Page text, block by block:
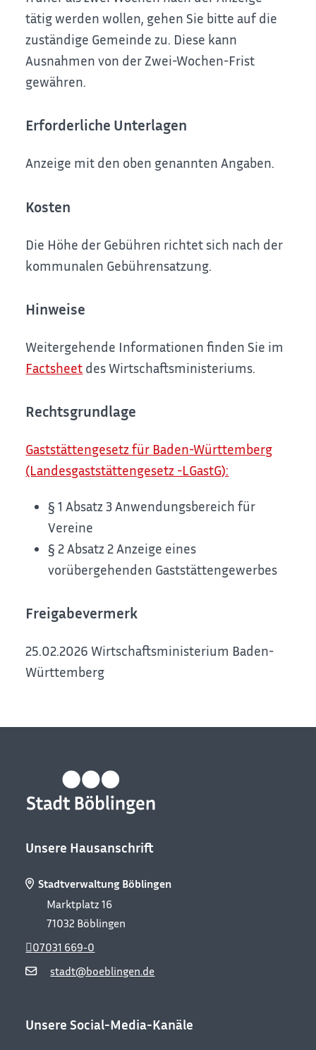
tätig werden wollen, gehen Sie bitte auf die
zuständige Gemeinde zu. Diese kann
Ausnahmen von der Zwei-Wochen-Frist
gewähren.
Erforderliche Unterlagen
Anzeige mit den oben genannten Angaben.
Kosten
Die Höhe der Gebühren richtet sich nach der
kommunalen Gebührensatzung.
Hinweise
Weitergehende Informationen finden Sie im
Factsheet des Wirtschaftsministeriums.
Rechtsgrundlage
Gaststättengesetz für Baden-Württemberg
(Landesgaststättengesetz -LGastG):
§ 1 Absatz 3 Anwendungsbereich für
Vereine
§ 2 Absatz 2 Anzeige eines
vorübergehenden Gaststättengewerbes
Freigabevermerk
25.02.2026 Wirtschaftsministerium Baden-
Württemberg
Unsere Hausanschrift
Stadtverwaltung Böblingen
Marktplatz 16
71032 Böblingen
stadt@boeblingen.de
07031 669-0
Unsere Social-Media-Kanäle